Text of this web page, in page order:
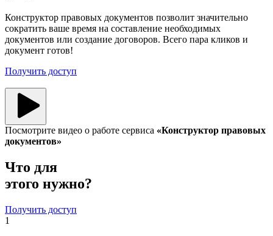
Конструктор правовых документов позволит значительно
сократить ваше время на составление необходимых
документов или создание договоров. Всего пара кликов и
документ готов!
Получить доступ
Посмотрите видео о работе сервиса «Конструктор правовых
документов»
Что для
этого нужно?
Получить доступ
1